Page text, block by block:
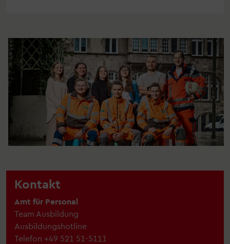
Kontakt
Amt für Personal
Team Ausbildung
Ausbildungshotline
Telefon +49 521 51-5111